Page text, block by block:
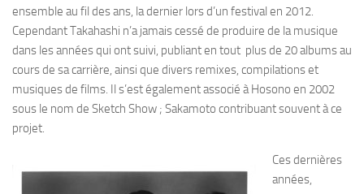
ensemble au fil des ans, la dernier lors d’un festival en 2012.
Cependant Takahashi n’a jamais cessé de produire de la musique
dans les années qui ont suivi, publiant en tout plus de 20 albums au
cours de sa carrière, ainsi que divers remixes, compilations et
musiques de films. Il s’est également associé à Hosono en 2002
sous le nom de Sketch Show ; Sakamoto contribuant souvent à ce
projet.
Ces dernières
années,